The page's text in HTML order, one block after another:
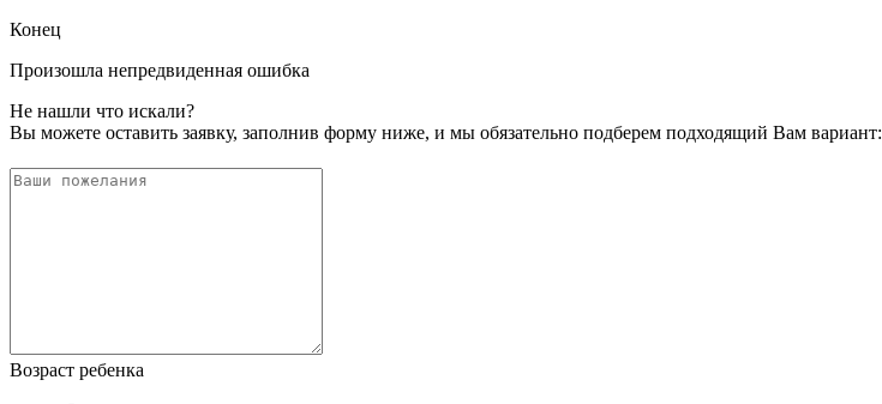
Конец
Произошла непредвиденная ошибка
Не нашли что искали?
Вы можете оставить заявку, заполнив форму ниже, и мы обязательно подберем подходящий Вам вариант:
Возраст ребенка